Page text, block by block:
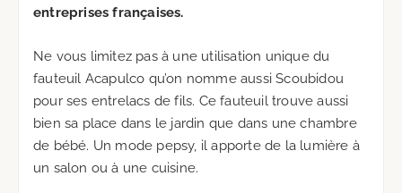
entreprises françaises.
Ne vous limitez pas à une utilisation unique du
fauteuil Acapulco qu’on nomme aussi Scoubidou
pour ses entrelacs de fils. Ce fauteuil trouve aussi
bien sa place dans le jardin que dans une chambre
de bébé. Un mode pepsy, il apporte de la lumière à
un salon ou à une cuisine.